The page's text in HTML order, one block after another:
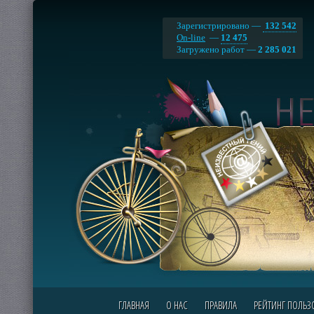
Зарегистрировано — 132 542
On-line — 12 475
Загружено работ — 2 285 021
ГЛАВНАЯ О НАС ПРАВИЛА РЕЙТИНГ